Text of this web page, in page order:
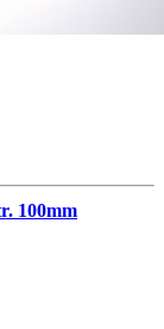
100mm